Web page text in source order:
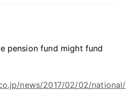
pension fund might fund
news/2017/02/02/